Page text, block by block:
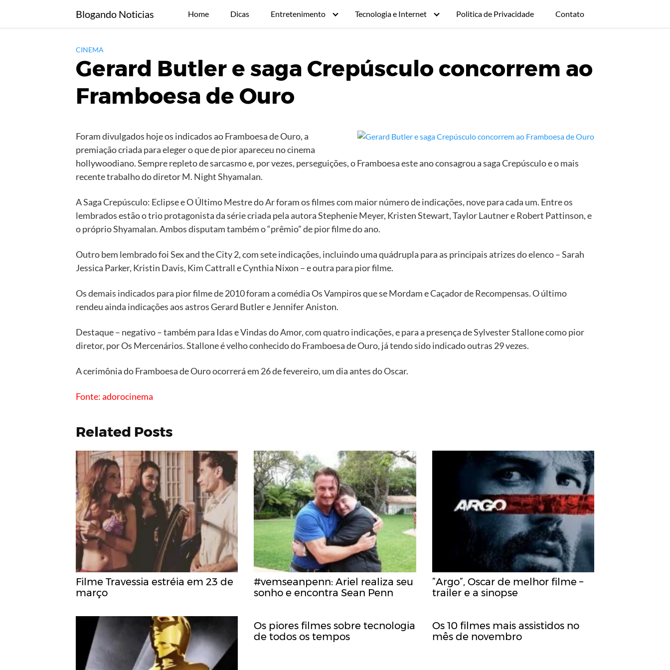
content
Blogando Noticias Home Dicas Entretenimento Tecnologia e Internet Politica de Privacidade Contato
CINEMA
Gerard Butler e saga Crepúsculo concorrem ao
Framboesa de Ouro
Foram divulgados hoje os indicados ao Framboesa de Ouro, a
premiação criada para eleger o que de pior apareceu no cinema
hollywoodiano. Sempre repleto de sarcasmo e, por vezes, perseguições, o Framboesa este ano consagrou a saga Crepúsculo e o mais
recente trabalho do diretor M. Night Shyamalan.
A Saga Crepúsculo: Eclipse e O Último Mestre do Ar foram os filmes com maior número de indicações, nove para cada um. Entre os
lembrados estão o trio protagonista da série criada pela autora Stephenie Meyer, Kristen Stewart, Taylor Lautner e Robert Pattinson, e
o próprio Shyamalan. Ambos disputam também o “prêmio” de pior filme do ano.
Outro bem lembrado foi Sex and the City 2, com sete indicações, incluindo uma quádrupla para as principais atrizes do elenco – Sarah
Jessica Parker, Kristin Davis, Kim Cattrall e Cynthia Nixon – e outra para pior filme.
Os demais indicados para pior filme de 2010 foram a comédia Os Vampiros que se Mordam e Caçador de Recompensas. O último
rendeu ainda indicações aos astros Gerard Butler e Jennifer Aniston.
Destaque – negativo – também para Idas e Vindas do Amor, com quatro indicações, e para a presença de Sylvester Stallone como pior
diretor, por Os Mercenários. Stallone é velho conhecido do Framboesa de Ouro, já tendo sido indicado outras 29 vezes.
A cerimônia do Framboesa de Ouro ocorrerá em 26 de fevereiro, um dia antes do Oscar.
Fonte: adorocinema
Related Posts
Filme Travessia estréia em 23 de
março
#vemseanpenn: Ariel realiza seu
sonho e encontra Sean Penn
”Argo”, Oscar de melhor filme –
trailer e a sinopse
Os piores filmes sobre tecnologia
de todos os tempos
Os 10 filmes mais assistidos no
mês de novembro